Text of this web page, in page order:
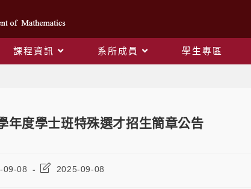
課程資訊 系所成員 學生專區
年度學士班特殊選才招生簡章公告
09-08 2025-09-08